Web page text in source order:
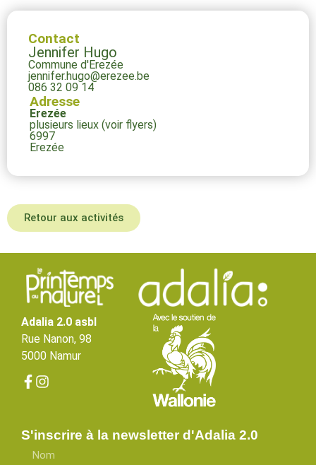
Contact
Jennifer Hugo
Commune d'Erezée
jennifer.hugo@erezee.be
086 32 09 14
Adresse
Erezée
plusieurs lieux (voir flyers)
6997
Erezée
Retour aux activités
Adalia 2.0 asbl
Rue Nanon, 98
5000 Namur
S'inscrire à la newsletter d'Adalia 2.0